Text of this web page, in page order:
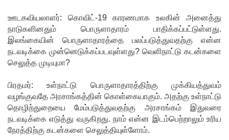
இணைய
வழிப் பண
மோசடி -
கை!
குவைத் –
கொழும்பு
ஊடகவியலாளர்: கொவிட்-19 காரணமாக உலகின் அனைத்து
நாடுகளினதும் பொருளாதாரம் பாதிக்கப்பட்டுள்ளது.
இலங்கையின் பொருளாதாரத்தை பலப்படுத்துவதற்கு என்ன
நடவடிக்கை முன்னெடுக்கப்படவுள்ளது? வெளிநாட்டு கடன்களை
செலுத்த முடியுமா?
பிரதமர்: உள்நாட்டு பொருளாதாரத்திற்கு முக்கியத்துவம்
வழங்குவதே அரசாங்கத்தின் கொள்கையாகும். அதற்கு உள்நாட்டு
தொழிற்துறையை மேம்படுத்துவதற்கு அரசாங்கம் இதுவரை
நடவடிக்கை எடுத்து வருகிறது. நாம் என்ன இடம்பெற்றாலும் உரிய
நேரத்திற்கு கடன்களை செலுத்தியுள்ளோம்.